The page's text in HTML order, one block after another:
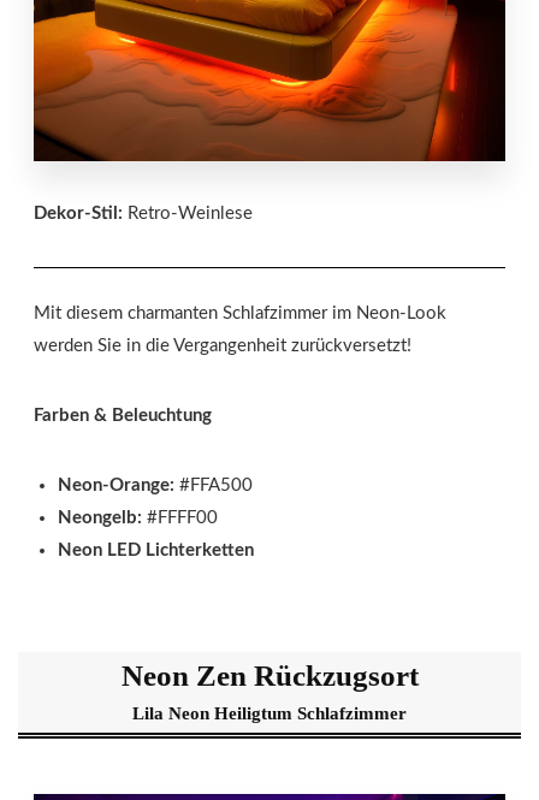
Dekor-Stil: Retro-Weinlese
Mit diesem charmanten Schlafzimmer im Neon-Look
werden Sie in die Vergangenheit zurückversetzt!
Farben & Beleuchtung
Neon-Orange: #FFA500
Neongelb:#FFFF00
Neon LED Lichterketten
Neon Zen Rückzugsort
Lila Neon Heiligtum Schlafzimmer